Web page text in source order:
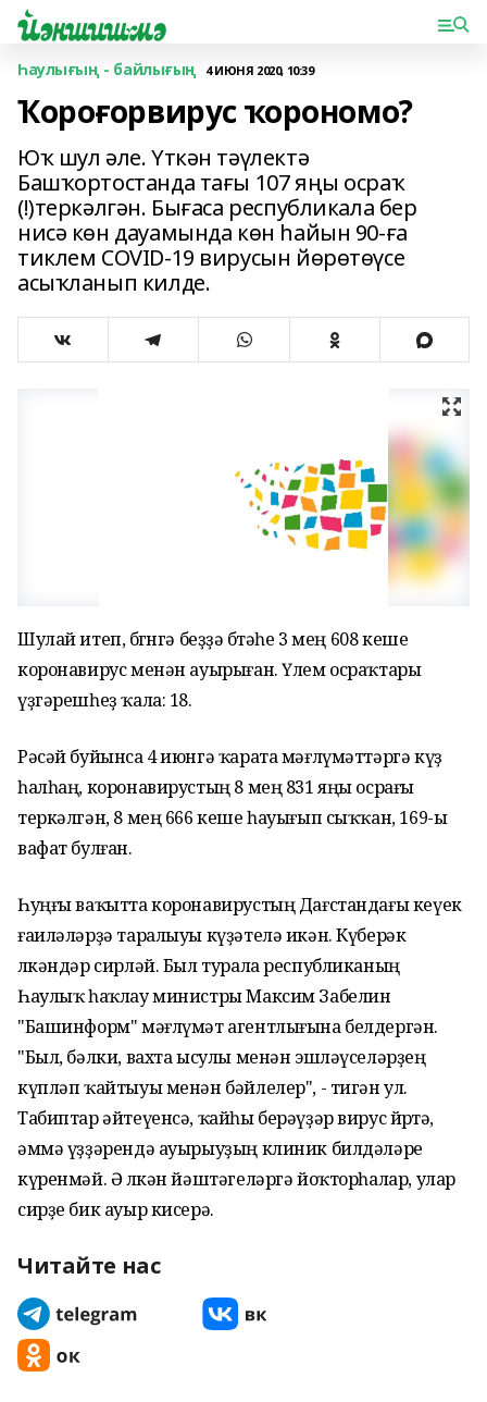
Һаулығың - байлығың 4 ИЮНЯ 2020, 10:39
Ҡороғорвирус ҡорономо?
Юҡ шул әле. Үткән тәүлектә
Башҡортостанда тағы 107 яңы осраҡ
(!)теркәлгән. Бығаса республикала бер
нисә көн дауамында көн һайын 90-ға
тиклем COVID-19 вирусын йөрөтөүсе
асыҡланып килде.
Шулай итеп, бөгөнгә беҙҙә бөтәһе 3 мең 608 кеше
коронавирус менән ауырыған. Үлем осраҡтары
үҙгәрешһеҙ ҡала: 18.
Рәсәй буйынса 4 июнгә ҡарата мәғлүмәттәргә күҙ
һалһаң, коронавирустың 8 мең 831 яңы осрағы
теркәлгән, 8 мең 666 кеше һауығып сыҡҡан, 169-ы
вафат булған.
Һуңғы ваҡытта коронавирустың Дағстандағы кеүек
ғаиләләрҙә таралыуы күҙәтелә икән. Күберәк
өлкәндәр сирләй. Был турала республиканың
Һаулыҡ һаҡлау министры Максим Забелин
"Башинформ" мәғлүмәт агентлығына белдергән.
"Был, бәлки, вахта ысулы менән эшләүселәрҙең
күпләп ҡайтыуы менән бәйлелер", - тигән ул.
Табиптар әйтеүенсә, ҡайһы берәүҙәр вирус йөрөтә,
әммә үҙҙәрендә ауырыуҙың клиник билдәләре
күренмәй. Ә өлкән йәштәгеләргә йоҡторһалар, улар
сирҙе бик ауыр кисерә.
Читайте нас